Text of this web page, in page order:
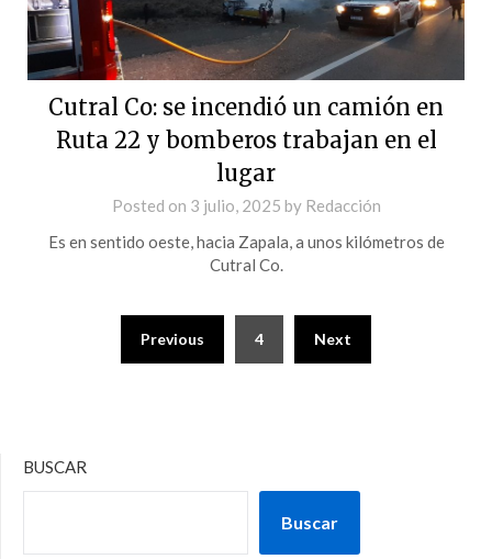
Cutral Co: se incendió un camión en
Ruta 22 y bomberos trabajan en el
lugar
Posted on 3 julio, 2025 by Redacción
Es en sentido oeste, hacia Zapala, a unos kilómetros de
Cutral Co.
Previous 4 Next
BUSCAR
Buscar